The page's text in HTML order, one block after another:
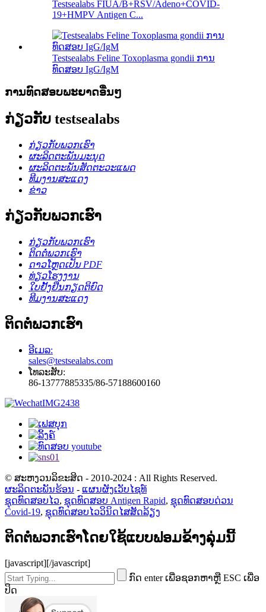
Testsealabs FIUA/B+RSV/Adeno+COVID-
19+HMPV Antigen C...
Testsealabs Feline Toxoplasma gondii ການ
ທົດສອບ IgG/IgM
ການທົດສອບພະຍາດອື່ນໆ
ກ່ຽວກັບ testsealabs
ກ່ຽວກັບພວກເຮົາ
ຜະລິດຕະພັນມະນຸດ
ຜະລິດຕະພັນສັດຕະວະແພດ
ທີມງານສະແດງ
ຂ່າວ
ກ່ຽວກັບພວກເຮົາ
ກ່ຽວກັບພວກເຮົາ
ຕິດຕໍ່ພວກເຮົາ
ດາວໂຫຼດເປັນ PDF
ທ່ຽວໂຮງງານ
ໃບຢັ້ງຢືນກຽດຕິຍົດ
ທີມງານສະແດງ
ຕິດຕໍ່ພວກເຮົາ
ອີເມລ:
sales@testsealabs.com
ໂທລະສັບ:
86-13777885335/86-57188600160
© ສະຫງວນລິຂະສິດ - 2010-2024 : All Rights Reserved.
ຜະລິດຕະພັນຮ້ອນ - ແຜນຜັງເວັບໄຊທ໌
ຊຸດທົດສອບໄວ, ຊຸດທົດສອບ Antigen Rapid, ຊຸດທົດສອບດ່ວນ
Covid-19, ຊຸດທົດສອບໄວວິນິດໄສສັດລ້ຽງ
ຕິດຕໍ່ພວກເຮົາໂດຍໃຊ້ແບບຟອມຂ້າງລຸ່ມນີ້
[javascript][/javascript]
ກົດ enter ເພື່ອຊອກຫາຫຼື ESC ເພື່ອ
ປິດ